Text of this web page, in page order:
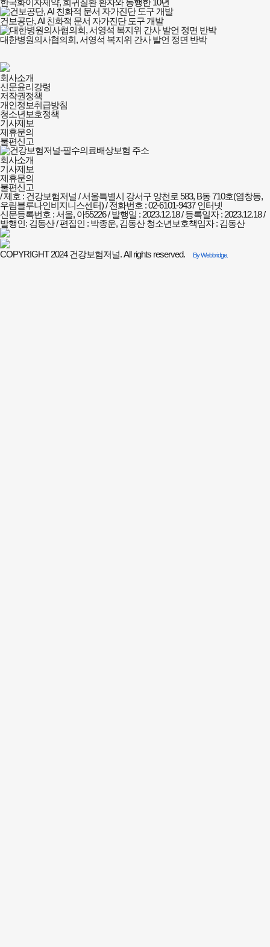
한국화이자제약, 희귀질환 환자와 동행한 10년
건보공단, AI 친화적 문서 자가진단 도구 개발
대한병원의사협의회, 서영석 복지위 간사 발언 정면 반박
건강보험저널-
필수의료배상보험
회사소개
및
정책안내
회사소개
신문윤리강령
저작권정책
개인정보취급방침
청소년보호정책
기사제보
제휴문의
불편신고
회사소개
기사제보
제휴문의
불편신고
/ 제호 : 건강보험저널 /서울특별시 강서구 양천로 583, B동 710호(염창동,
우림블루나인비지니스센터) / 전화번호 : 02-6101-9437인터넷
신문등록번호 : 서울, 아55226 / 발행일 : 2023.12.18 / 등록일자 : 2023.12.18 /
발행인: 김동산 / 편집인 : 박종운, 김동산청소년보호책임자 : 김동산
COPYRIGHT 2024 건강보험저널. All rights reserved. By Webbridge.